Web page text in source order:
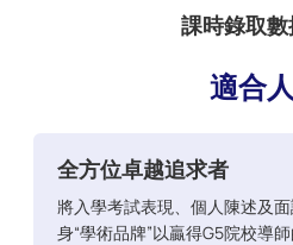
課時錄取
適合
全方位卓越追求者
將入學考試表現、個人陳述及
身“學術品牌”以贏得G5院校導師